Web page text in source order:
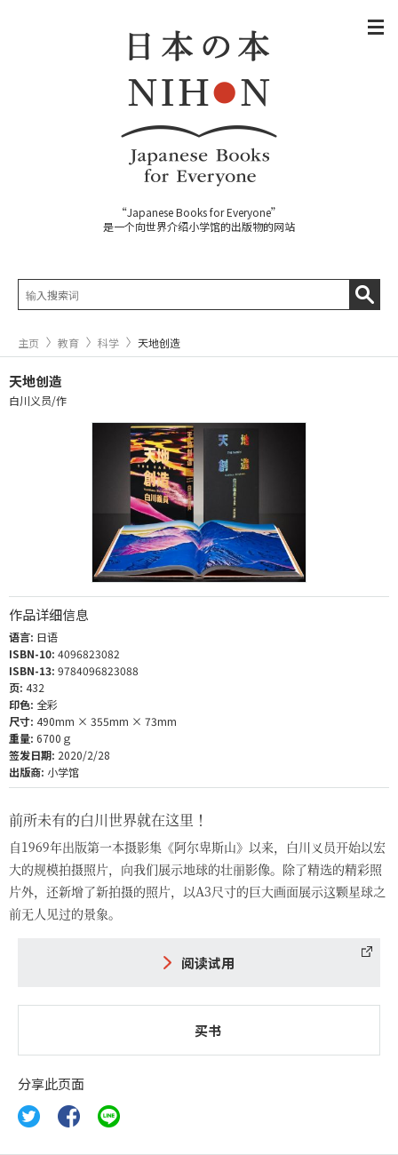
“Japanese Books for Everyone”
是一个向世界介绍小学馆的出版物的网站
主页 教育 科学 天地创造
天地创造
白川义员/作
作品详细信息
语言: 日语
ISBN-10: 4096823082
ISBN-13: 9784096823088
页: 432
印色: 全彩
尺寸: 490mm × 355mm × 73mm
重量: 6700ｇ
签发日期: 2020/2/28
出版商: 小学馆
前所未有的白川世界就在这里！
自1969年出版第一本摄影集《阿尔卑斯山》以来，白川义员开始以宏
大的规模拍摄照片，向我们展示地球的壮丽影像。除了精选的精彩照
片外，还新增了新拍摄的照片，以A3尺寸的巨大画面展示这颗星球之
前无人见过的景象。
阅读试用
买书
分享此页面